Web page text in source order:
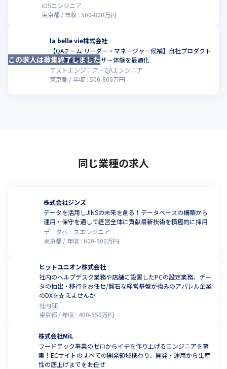
iOSエンジニア
東京都
年収 :500-800万円
la belle vie株式会社
【QAチーム リーダー・マネージャー候補】自社プロダクト
の品質を担保/ユーザー体験を最適化
テストエンジニア・QAエンジニア
東京都
年収 : 500-800万円
この求人は募集終了しました
同じ業種の求人
株式会社ジンズ
データを活用しJINSの未来を創る！データベースの構築から
運用・保守を通して経営全体に貢献最新技術を積極的に採用
データベースエンジニア
東京都
年収 : 600-900万円
ヒットユニオン株式会社
社内のヘルプデスク業務や店舗に設置したPCの設定業務、デー
タの抽出・移行をお任せ/盤石な経営基盤が強みのアパレル企業
のDXを支えませんか
社内SE
東京都
年収 : 400-550万円
株式会社MiL
フードテック事業のゼロからイチを作り上げるエンジニアを募
集！ECサイトのすべての開発領域携わり、開発・運用から生産
性の底上げまでをお任せ